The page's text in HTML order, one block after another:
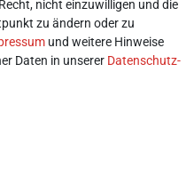
nicht einzuwilligen und die
zu ändern oder zu
und weitere Hinweise
Daten in unserer Daten­schutz­